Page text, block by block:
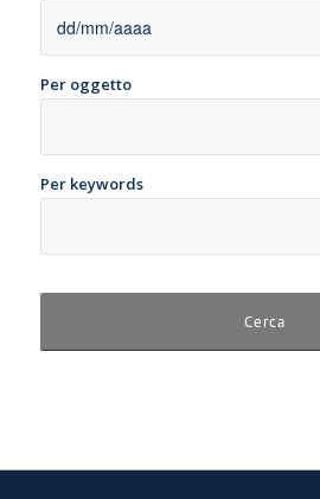
Per oggetto
Per keywords